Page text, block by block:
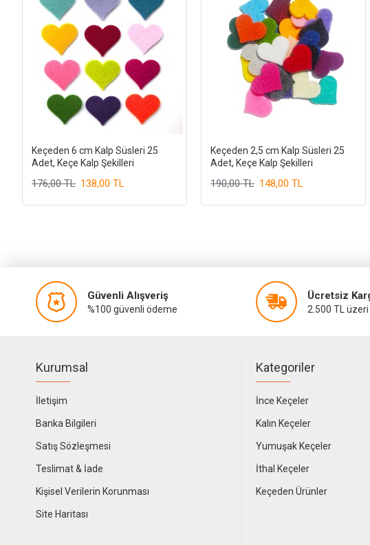
Keçeden 6 cm Kalp Süsleri 25
Adet, Keçe Kalp Şekilleri
138,00 TL
176,00 TL
Keçeden 2,5 cm Kalp Süsleri 25
Adet, Keçe Kalp Şekilleri
148,00 TL
190,00 TL
Güvenli Alışveriş
%100 güvenli ödeme
Ücretsiz
2.500 TL
Kurumsal
İletişim
Banka Bilgileri
Satış Sözleşmesi
Teslimat & İade
Kişisel Verilerin Korunması
Site Haritası
Kategoriler
İnce Keçeler
Kalın Keçeler
Yumuşak Keçeler
İthal Keçeler
Keçeden Ürünler